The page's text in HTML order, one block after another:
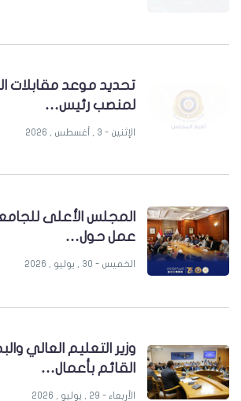
تحديد موعد مقابلات
لمنصب رئيس…
الإثنين - 3 , أغسطس , 2026
المجلس الأعلى
عمل حول…
الخميس - 30 , يوليو , 2026
وزير التعليم العالي
القائم بأعمال…
الأربعاء - 29 , يوليو , 2026